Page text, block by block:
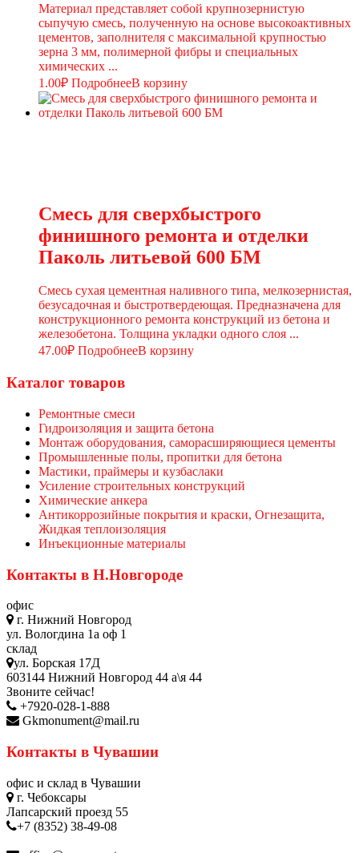
Материал представляет собой крупнозернистую
сыпучую смесь, полученную на основе высокоактивных
цементов, заполнителя с максимальной крупностью
зерна 3 мм, полимерной фибры и специальных
химических ...
1.00₽ ПодробнееВ корзину
Смесь для сверхбыстрого
финишного ремонта и отделки
Паколь литьевой 600 БМ
Смесь сухая цементная наливного типа, мелкозернистая,
безусадочная и быстротвердеющая. Предназначена для
конструкционного ремонта конструкций из бетона и
железобетона. Толщина укладки одного слоя ...
47.00₽ ПодробнееВ корзину
Каталог товаров
Ремонтные смеси
Гидроизоляция и защита бетона
Монтаж оборудования, саморасширяющиеся цементы
Промышленные полы, пропитки для бетона
Мастики, праймеры и кузбаслаки
Усиление строительных конструкций
Химические анкера
Антикоррозийные покрытия и краски, Огнезащита,
Жидкая теплоизоляция
Инъекционные материалы
Контакты в Н.Новгороде
офис
г. Нижний Новгород
ул. Вологдина 1а оф 1
склад
ул. Борская 17Д
603144 Нижний Новгород 44 а\я 44
Звоните сейчас!
+7920-028-1-888
Gkmonument@mail.ru
Контакты в Чувашии
офис и склад в Чувашии
г. Чебоксары
Лапсарский проезд 55
+7 (8352) 38-49-08